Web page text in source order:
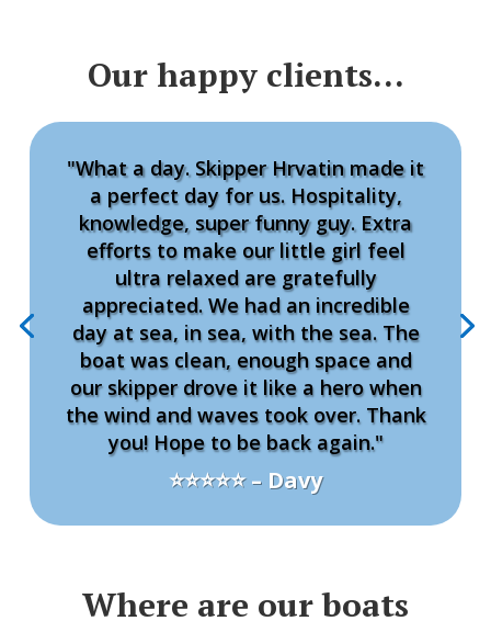
Our happy clients…
"What a day. Skipper Hrvatin made it
a perfect day for us. Hospitality,
knowledge, super funny guy. Extra
efforts to make our little girl feel
ultra relaxed are gratefully
appreciated. We had an incredible
day at sea, in sea, with the sea. The
boat was clean, enough space and
our skipper drove it like a hero when
the wind and waves took over. Thank
you! Hope to be back again."
⭐⭐⭐⭐⭐ – Davy
Where are our boats